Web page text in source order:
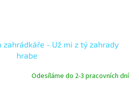
zahrádkáře - Už mi z tý zahrady
hrabe
Odesíláme do 2-3 pracovních dní